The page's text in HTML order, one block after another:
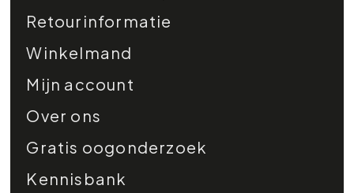
Retourinformatie
Winkelmand
Mijn account
Over ons
Gratis oogonderzoek
Kennisbank